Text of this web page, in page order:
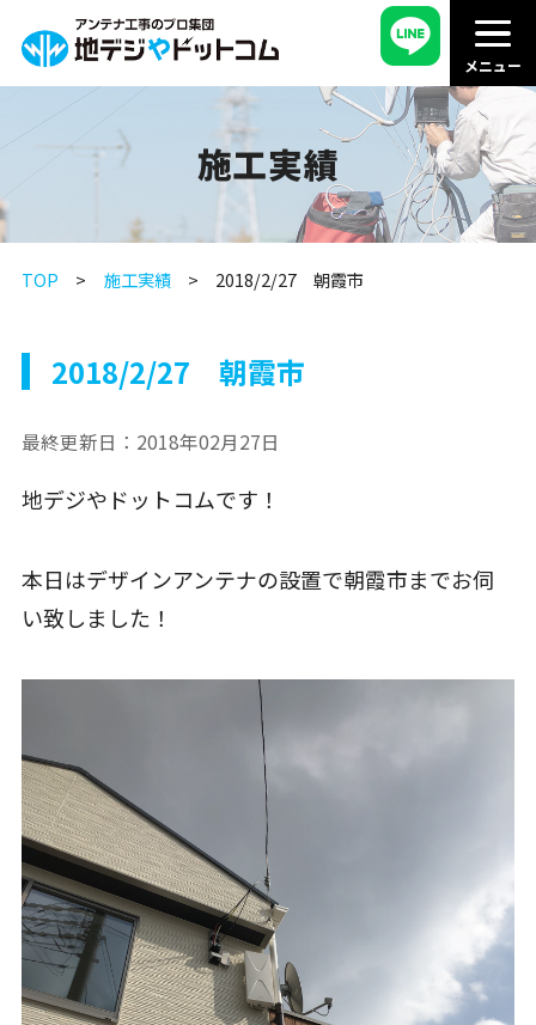
施工実績
TOP 施工実績 2018/2/27 朝霞市
2018/2/27 朝霞市
最終更新日： 2018年02月27日
地デジやドットコムです！
本日はデザインアンテナの設置で朝霞市までお伺
い致しました！